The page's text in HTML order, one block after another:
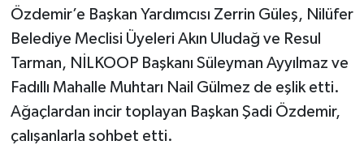
Özdemir’e Başkan Yardımcısı Zerrin Güleş, Nilüfer
Belediye Meclisi Üyeleri Akın Uludağ ve Resul
Tarman, NİLKOOP Başkanı Süleyman Ayyılmaz ve
Fadıllı Mahalle Muhtarı Nail Gülmez de eşlik etti. ​
Ağaçlardan incir toplayan Başkan Şadi Özdemir,
çalışanlarla sohbet etti.